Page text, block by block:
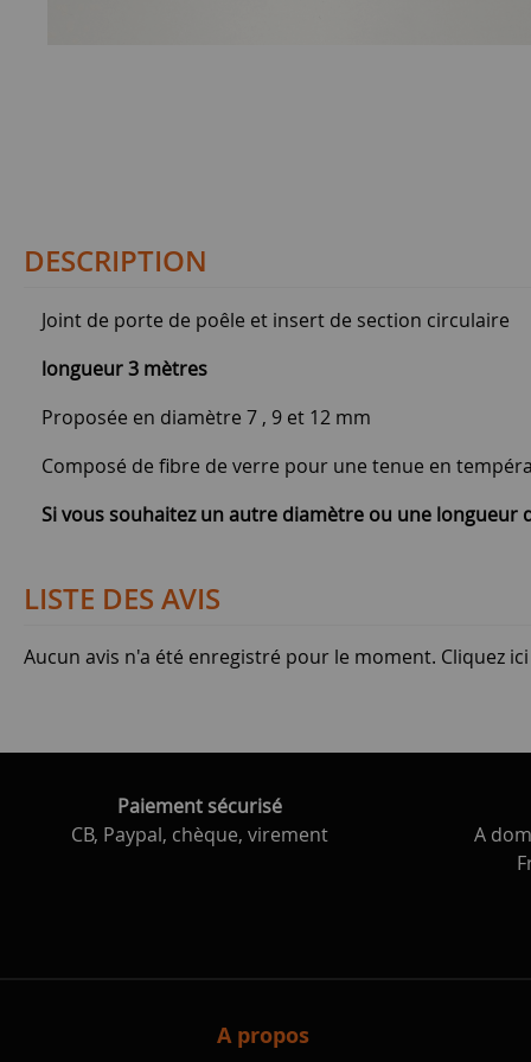
DESCRIPTION
Joint de porte de poêle et insert de section circulaire
longueur 3 mètres
Proposée en diamètre 7 , 9 et 12 mm
Composé de fibre de verre pour une tenue en
Si vous souhaitez un autre diamètre ou une longueur
LISTE DES AVIS
Aucun avis n'a été enregistré pour le moment. Cliquez
Paiement sécurisé
CB, Paypal, chèque, virement
A
A propos